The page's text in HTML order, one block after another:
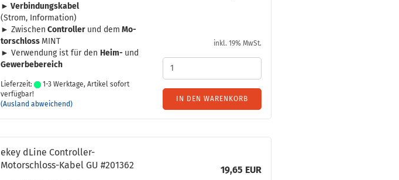
► Ver­bin­dungs­ka­bel
(Strom, In­for­ma­ti­on)
► Zwi­schen Con­trol­ler und dem Mo­
tor­schloss MINT
► Ver­wen­dung ist für den Heim- und
Ge­wer­be­be­reich
Lieferzeit:
1-3 Werktage, Artikel sofort
verfügbar!
(Ausland abweichend)
inkl. 19% MwSt.
IN DEN WARENKORB
ekey dLine Controller-​​
Motorschloss-​Kabel GU #201362
19,65 EUR